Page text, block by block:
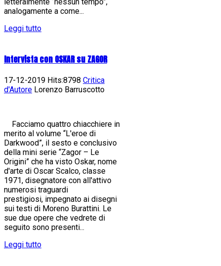
analogamente a come...
Leggi tutto
Intervista con OSKAR su ZAGOR
17-12-2019 Hits:8798 Critica
d'Autore Lorenzo Barruscotto
Facciamo quattro chiacchiere in
merito al volume “L'eroe di
Darkwood”, il sesto e conclusivo
della mini serie “Zagor – Le
Origini” che ha visto Oskar, nome
d'arte di Oscar Scalco, classe
1971, disegnatore con all'attivo
numerosi traguardi
prestigiosi, impegnato ai disegni
sui testi di Moreno Burattini. Le
sue due opere che vedrete di
seguito sono presenti...
Leggi tutto